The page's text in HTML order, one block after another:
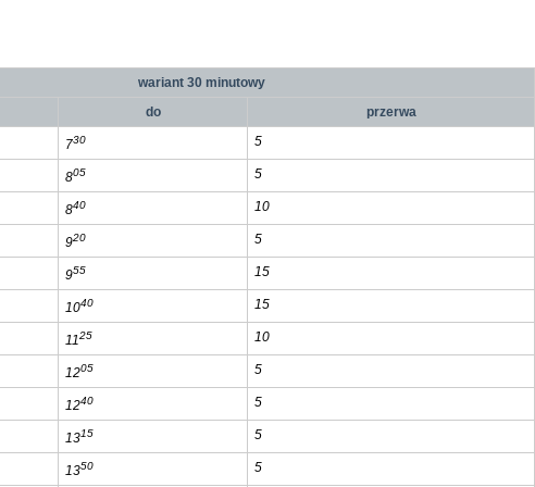
wariant 30 minutowy
do
przerwa
730 5
805 5
840 10
920 5
955 15
1040 15
1125 10
1205 5
1240 5
1315 5
1350 5